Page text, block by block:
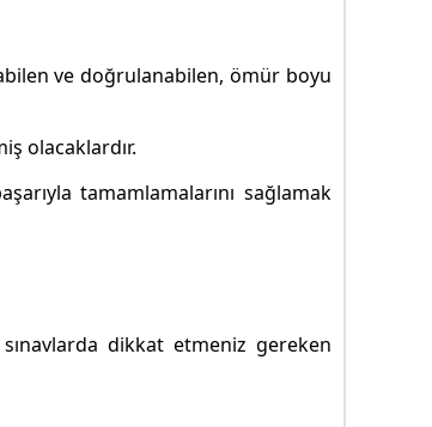
ve doğrulanabilen, ömür boyu
olacaklardır.
tamamlamalarını sağlamak
dikkat etmeniz gereken